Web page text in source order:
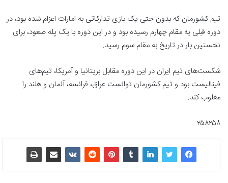
تیم کشورمان که بدون حتی یک بازی تدارکاتی به امارات اعزام شده بود، در
دوره قبلی یه مقام چهارم رسیده بود و در این دوره با یک پله صعود، برای
نخستین بار در تاریخ به مقام سوم رسید.
شکست‌های تیم ایران در این دوره مقابل بریتانیا و آمریکا، تیم‌های
فینالیست بود و تیم کشورمان توانست عراق، فرانسه، آلمان و هلند را
مغلوب کند.
۲۵۸۲۵۸